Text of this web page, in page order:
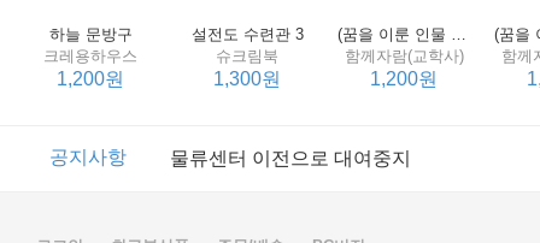
하늘 문방구
크레용하우스
1,200원
설전도 수련관 3
슈크림북
1,300원
(꿈을 이룬 인물 탐구 2) 제인 구달
함께자람(교학사)
1,200원
함께
이벤트 2017년 리브피아 여름방학 참고서 이벤트
공지사항 물류센터 이전으로 대여중지